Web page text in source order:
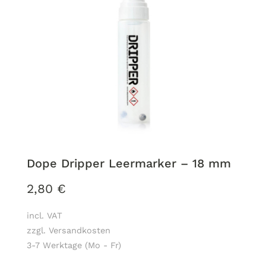
Dope Dripper Leermarker – 18 mm
2,80 €
incl. VAT
zzgl. Versandkosten
3-7 Werktage (Mo - Fr)